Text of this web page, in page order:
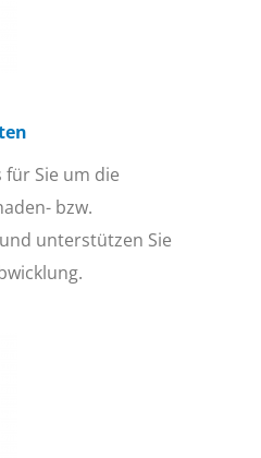
Sie um die
bzw.
unterstützen Sie